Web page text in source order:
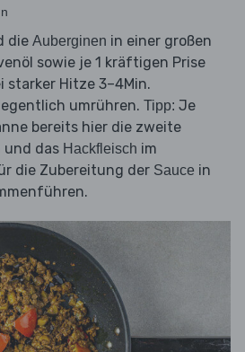
die Auberginen in einer großen
sowie je 1 kräftigen Prise
starker Hitze 3–4Min.
umrühren. Tipp: Je
bereits hier die zweite
und das Hackfleisch im
die Zubereitung der Sauce in